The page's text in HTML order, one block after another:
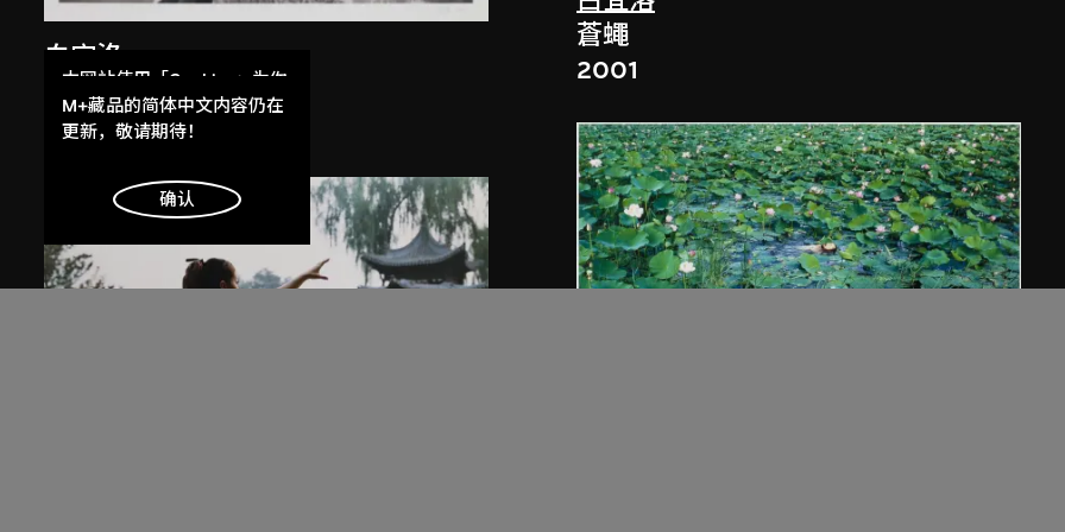
白宜洛
無題
2000
蒼蠅
2001
本网站使用「Cookies」为你
提供最好的网站体验。
了解更多
明白
M+藏品的简体中文内容仍在
更新，敬请期待！
确认